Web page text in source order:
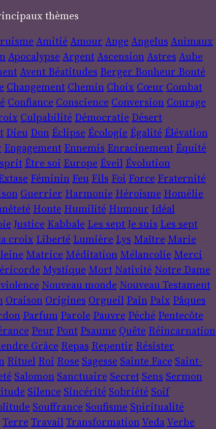
thèmes
Amitié Amour Ange Angelus Animaux
Apocalypse ArgentAscensionAstres Aube
Avent Béatitudes Berger Bonheur Bonté
Changement Chemin Choix Cœur Combat
Confiance Conscience Conversion Courage
Culpabilité Démocratie Désert
Dieu Don Éclipse Écologie Égalité Élévation
Engagement Ennemis Enracinement Équité
Être soi Europe Éveil Évolution
Féminin Feu Fils Foi Force Fraternité
Guerrier Harmonie Héroïsme Homélie
Honte Humilité Humour Idéal
Justice Kabbale Les sept Je suis Les sept
croix Liberté Lumière Lys Maître Marie
Matrice Méditation Mélancolie Merci
Mystique Mort Nativité Notre Dame
Nouveau monde Nouveau Testament
Oraison Origines Orgueil Pain Paix Pâques
Parfum Parole Pauvre Péché Pentecôte
Peur Pont Psaume Quête Réincarnation
Grâce Repas Repentir Résister
Rituel Roi Rose Sagesse Sainte Face Saint-
Salomon Sanctuaire Secret Sens Sermon
Silence Sincérité Sobriété Soif
Souffrance Soufisme Spiritualité
Terre TravailTransformationVedaVerbe